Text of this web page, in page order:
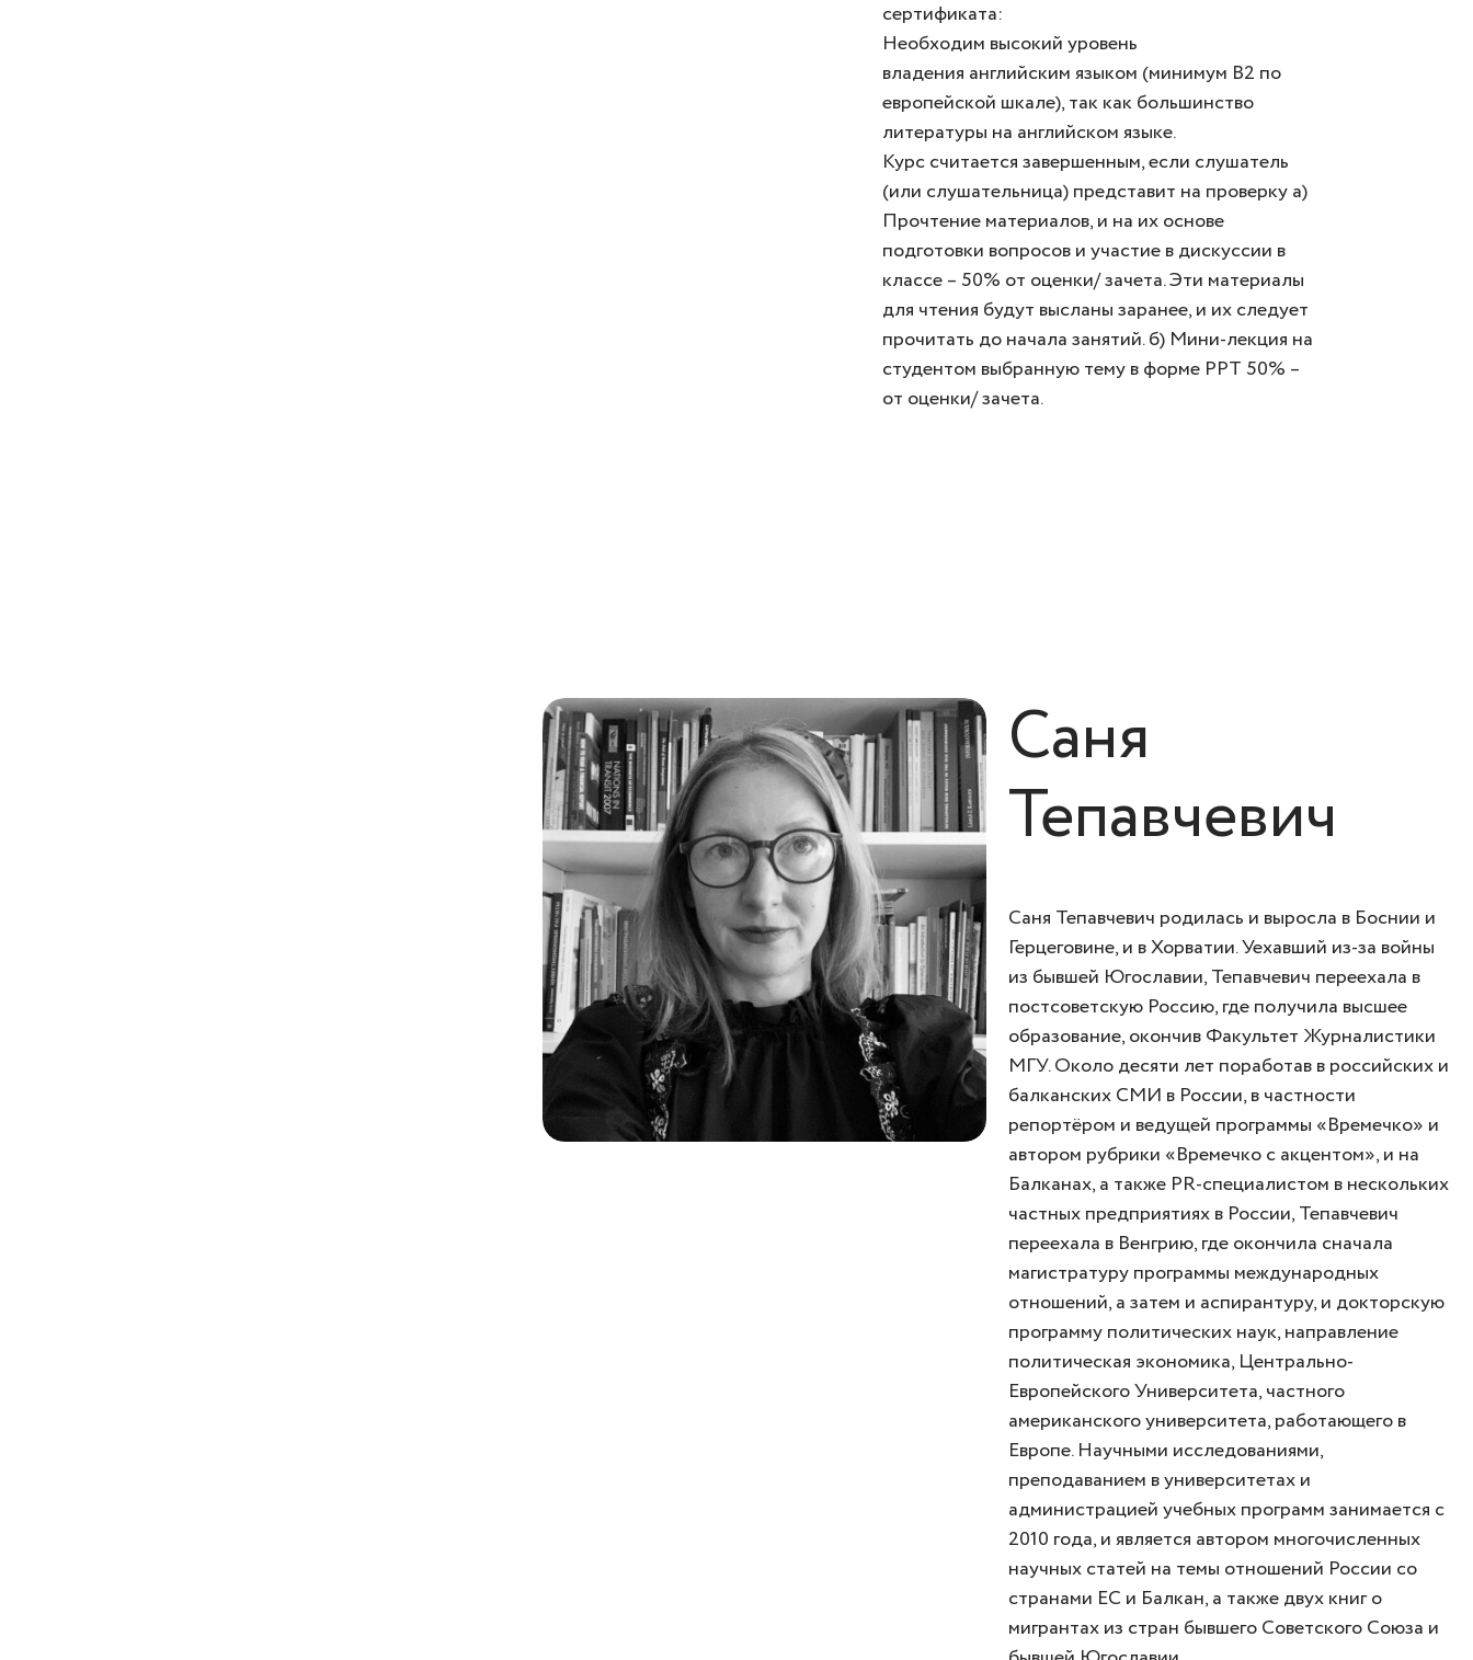
сертификата:
Необходим высокий уровень
владения английским языком (минимум В2 по
европейской шкале), так как большинство
литературы на английском языке.
Курс считается завершенным, если слушатель
(или слушательница) представит на проверку a)
Прочтение материалов, и на их основе
подготовки вопросов и участие в дискуссии в
классе – 50% от оценки/ зачета. Эти материалы
для чтения будут высланы заранее, и их следует
прочитать до начала занятий. б) Мини-лекция на
студентом выбранную тему в форме PPT 50% –
от оценки/ зачета.
Саня
Тепавчевич
Саня Тепавчевич родилась и выросла в Боснии и
Герцеговине, и в Хорватии. Уехавший из-за войны
из бывшей Югославии, Тепавчевич переехала в
постсоветскую Россию, где получила высшее
образование, окончив Факультет Журналистики
МГУ. Около десяти лет поработав в российских и
балканских СМИ в России, в частности
репортёром и ведущей программы «Времечко» и
автором рубрики «Времечко с акцентом», и на
Балканах, а также PR-специалистом в нескольких
частных предприятиях в России, Тепавчевич
переехала в Венгрию, где окончила сначала
магистратуру программы международных
отношений, а затем и аспирантуру, и докторскую
программу политических наук, направление
политическая экономика, Центрально-
Европейского Университета, частного
американского университета, работающего в
Европе. Научными исследованиями,
преподаванием в университетах и
администрацией учебных программ занимается с
2010 года, и является автором многочисленных
научных статей на темы отношений России со
странами ЕС и Балкан, а также двух книг о
мигрантах из стран бывшего Советского Союза и